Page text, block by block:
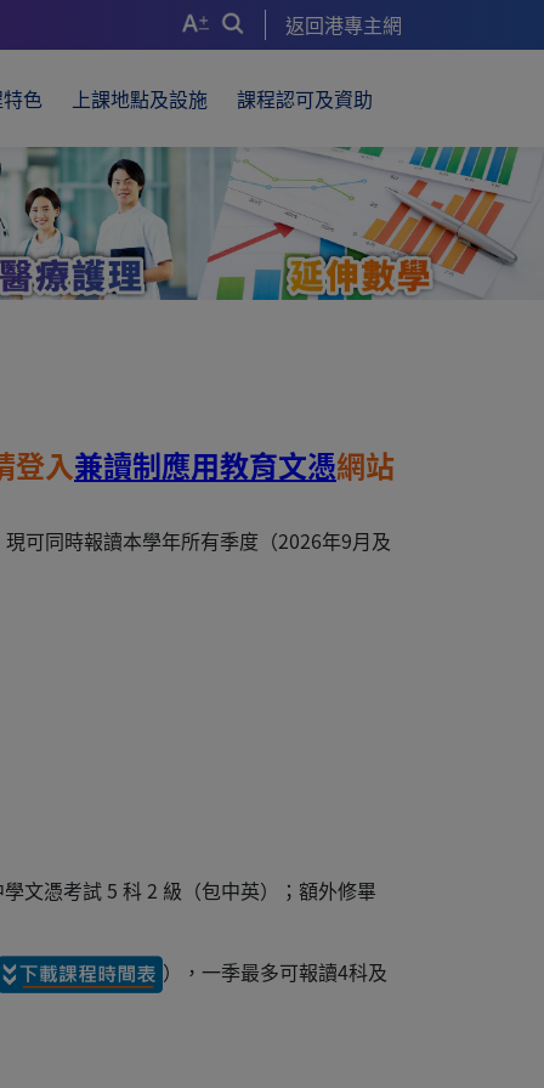
返回港專主網
色 上課地點及設施 課程認可及資助
登入兼讀制應用教育文憑網站
可同時報讀本學年所有季度（2026年9月及
文憑考試 5 科 2 級（包中英）；額外修畢
），一季最多可報讀4科及